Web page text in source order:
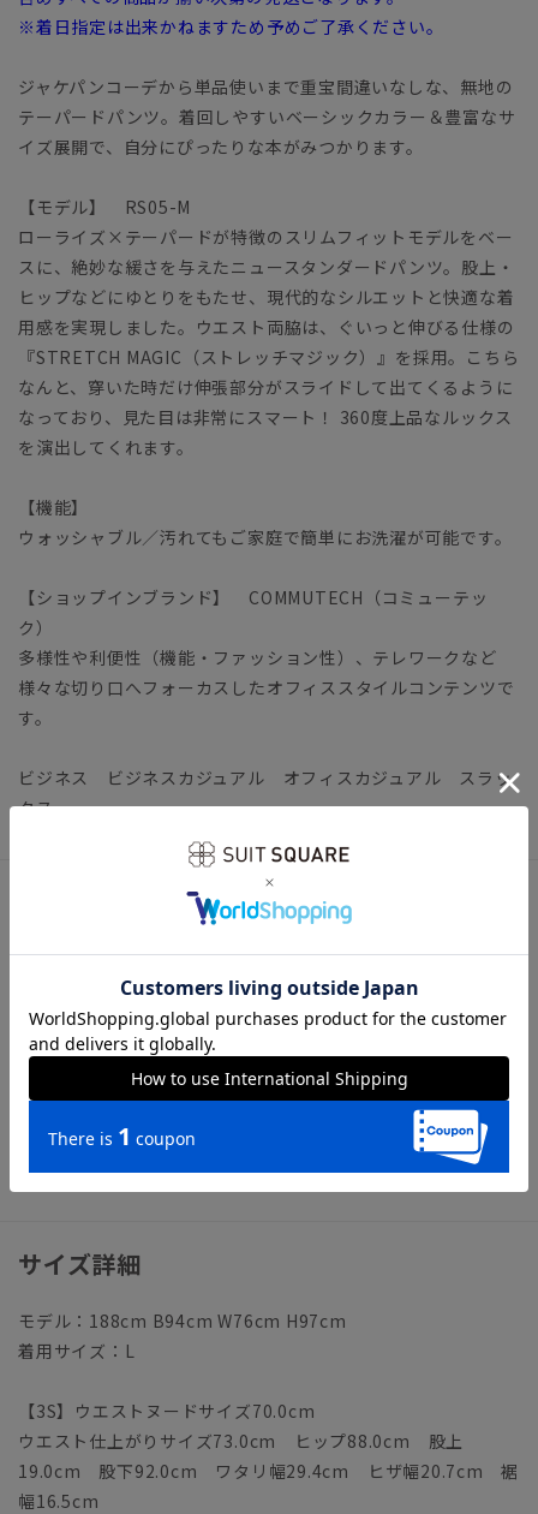
※着日指定は出来かねますため予めご了承ください。
ジャケパンコーデから単品使いまで重宝間違いなしな、無地の
テーパードパンツ。着回しやすいベーシックカラー＆豊富なサ
イズ展開で、自分にぴったりな本がみつかります。
【モデル】 RS05-M
ローライズ×テーパードが特徴のスリムフィットモデルをベー
スに、絶妙な緩さを与えたニュースタンダードパンツ。股上・
ヒップなどにゆとりをもたせ、現代的なシルエットと快適な着
用感を実現しました。ウエスト両脇は、ぐいっと伸びる仕様の
『STRETCH MAGIC（ストレッチマジック）』を採用。こちら
なんと、穿いた時だけ伸張部分がスライドして出てくるように
なっており、見た目は非常にスマート！ 360度上品なルックス
を演出してくれます。
【機能】
ウォッシャブル／汚れてもご家庭で簡単にお洗濯が可能です。
【ショップインブランド】 COMMUTECH（コミューテッ
ク）
多様性や利便性（機能・ファッション性）、テレワークなど
様々な切り口へフォーカスしたオフィススタイルコンテンツで
す。
ビジネス ビジネスカジュアル オフィスカジュアル スラッ
クス
【仕様】ノータック／テーパード／ウエスト：サイドゴム／膝
【モデル】RS05-M
※モデルにより仕上がりサイズが異なります。下記のサイズ詳
細を必ずご確認下さい。
【洗濯表示】ドライクリーニング・家庭洗濯可《洗濯機可（ネ
ット使用・弱水流）》
ウォッシャブル商品のお取扱いについて
サイズ詳細
モデル：188cm B94cm W76cm H97cm
着用サイズ：L
【3S】ウエストヌードサイズ70.0cm
ウエスト仕上がりサイズ73.0cm ヒップ88.0cm 股上
19.0cm 股下92.0cm ワタリ幅29.4cm ヒザ幅20.7cm 裾
幅16.5cm